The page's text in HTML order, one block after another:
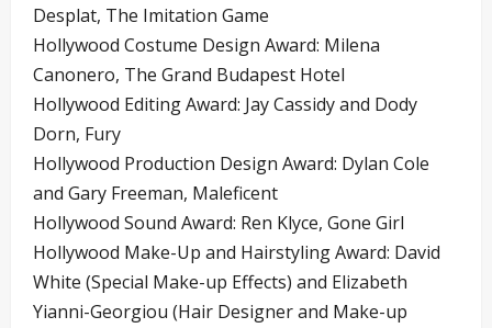
Desplat, The Imitation Game
Hollywood Costume Design Award: Milena
Canonero, The Grand Budapest Hotel
Hollywood Editing Award: Jay Cassidy and Dody
Dorn, Fury
Hollywood Production Design Award: Dylan Cole
and Gary Freeman, Maleficent
Hollywood Sound Award: Ren Klyce, Gone Girl
Hollywood Make-Up and Hairstyling Award: David
White (Special Make-up Effects) and Elizabeth
Yianni-Georgiou (Hair Designer and Make-up